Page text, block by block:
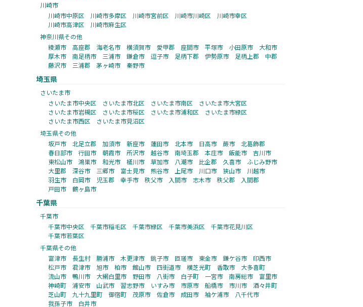
川崎市
川崎市中原区
川崎市多摩区 川崎市宮前区 川崎市川崎区
川崎市幸区
川崎市高津区
川崎市麻生区
神奈川県その他
綾瀬市
高座郡 海老名市 横須賀市 愛甲郡 座間市 平塚市 小田原市
大和市
厚木市
南足柄市 三浦市 鎌倉市 逗子市 足柄下郡 伊勢原市 足柄上郡
中郡
藤沢市
三浦郡 茅ヶ崎市 秦野市
埼玉県
さいたま市
さいたま市中央区
さいたま市北区 さいたま市南区
さいたま市大宮区
さいたま市岩槻区
さいたま市桜区 さいたま市浦和区
さいたま市緑区
さいたま市西区
さいたま市見沼区
埼玉県その他
坂戸市
北足立郡 加須市 新座市 蓮田市 北本市 日高市 蕨市
北葛飾郡
春日部市
行田市 朝霞市 所沢市 越谷市 南埼玉郡 本庄市 飯能市
吉川市
東松山市
鴻巣市 和光市 桶川市 草加市 八潮市 比企郡 久喜市
ふじみ野市
大里郡
深谷市 三郷市 富士見市 熊谷市 上尾市 川口市 狭山市
川越市
羽生市
白岡市 児玉郡 幸手市 秩父市 入間市 志木市 秩父郡
入間郡
戸田市
鶴ヶ島市
千葉県
千葉市
千葉市中央区
千葉市稲毛区 千葉市緑区 千葉市美浜区
千葉市花見川区
千葉市若葉区
千葉県その他
富津市
長生村 勝浦市 木更津市 銚子市 匝瑳市 東金市 鎌ケ谷市
印西市
松戸市
君津市 旭市 柏市 館山市 四街道市 横芝光町 香取市
大多喜町
流山市
鴨川市 大網白里市 野田市 八街市 白子町 一宮市 南房総市
富里市
神崎町
浦安市 山武市 習志野市 いすみ市 市原市 船橋市 市川市
酒々井町
芝山町
九十九里町 御宿町 茂原市 佐倉市 成田市 袖ケ浦市
八千代市
我孫子市
白井市